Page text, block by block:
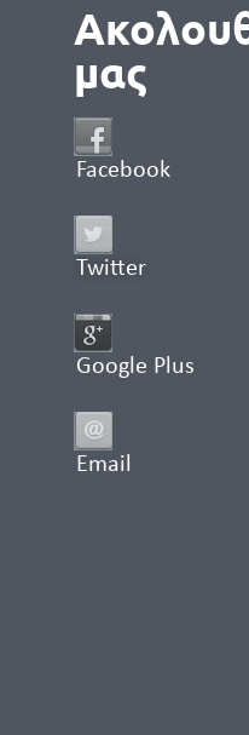
μας
Facebook
Twitter
Google Plus
Email